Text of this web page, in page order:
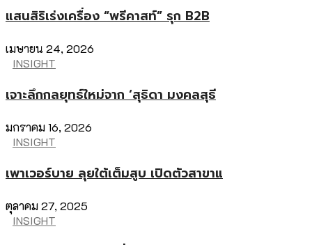
แสนสิริเร่งเครื่อง “พรีคาสท์” รุก B2B
เมษายน 24, 2026
INSIGHT
เจาะลึกกลยุทธ์ใหม่จาก ‘สุธิดา มงคลสุธี
มกราคม 16, 2026
INSIGHT
เพาเวอร์บาย ลุยใต้เต็มสูบ เปิดตัวสาขาแ
ตุลาคม 27, 2025
INSIGHT